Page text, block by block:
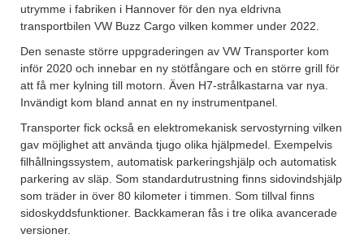
utrymme i fabriken i Hannover för den nya eldrivna
transportbilen VW Buzz Cargo vilken kommer under 2022.
Den senaste större uppgraderingen av VW Transporter kom
inför 2020 och innebar en ny stötfångare och en större grill för
att få mer kylning till motorn. Även H7-strålkastarna var nya.
Invändigt kom bland annat en ny instrumentpanel.
Transporter fick också en elektromekanisk servostyrning vilken
gav möjlighet att använda tjugo olika hjälpmedel. Exempelvis
filhållningssystem, automatisk parkeringshjälp och automatisk
parkering av släp. Som standardutrustning finns sidovindshjälp
som träder in över 80 kilometer i timmen. Som tillval finns
sidoskyddsfunktioner. Backkameran fås i tre olika avancerade
versioner.